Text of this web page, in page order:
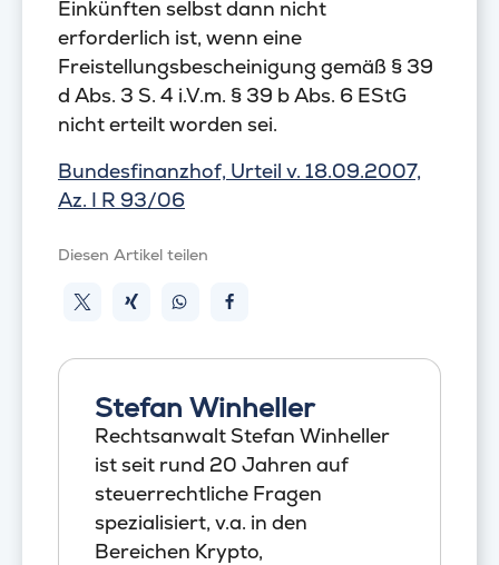
Einkünften selbst dann nicht
erforderlich ist, wenn eine
Freistellungsbescheinigung gemäß § 39
d Abs. 3 S. 4 i.V.m. § 39 b Abs. 6 EStG
nicht erteilt worden sei.
Bundesfinanzhof, Urteil v. 18.09.2007,
Az. I R 93/06
Diesen Artikel teilen
Stefan Winheller
Rechtsanwalt Stefan Winheller
ist seit rund 20 Jahren auf
steuerrechtliche Fragen
spezialisiert, v.a. in den
Bereichen Krypto,